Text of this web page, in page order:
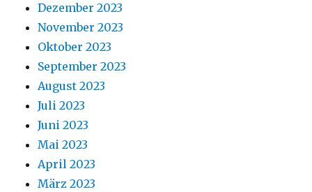
Dezember 2023
November 2023
Oktober 2023
September 2023
August 2023
Juli 2023
Juni 2023
Mai 2023
April 2023
März 2023